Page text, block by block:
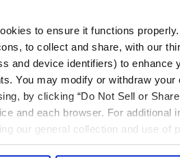
to ensure it functions
to collect and share, with our
and device identifiers) to
You may modify or withdraw
by clicking “Do Not Sell or
and each browser. For additional
our general collection and use of